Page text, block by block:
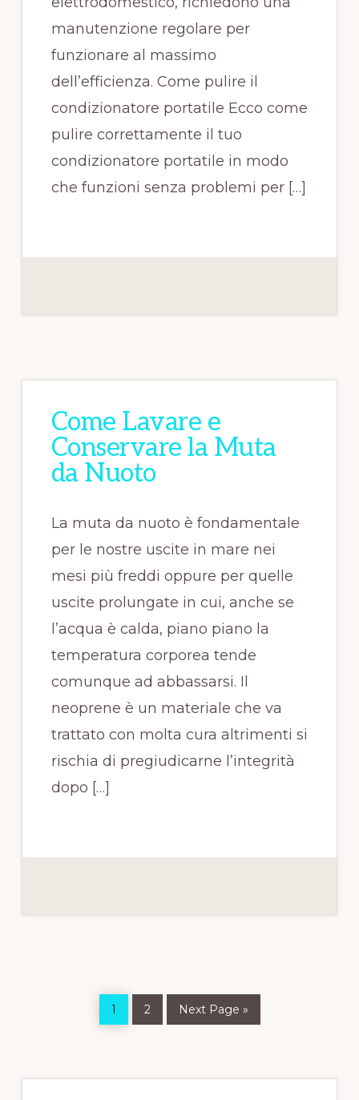
manutenzione regolare per
funzionare al massimo
dell’efficienza. Come pulire il
condizionatore portatile Ecco come
pulire correttamente il tuo
condizionatore portatile in modo
che funzioni senza problemi per […]
Come Lavare e
Conservare la Muta
da Nuoto
La muta da nuoto è fondamentale
per le nostre uscite in mare nei
mesi più freddi oppure per quelle
uscite prolungate in cui, anche se
l’acqua è calda, piano piano la
temperatura corporea tende
comunque ad abbassarsi. Il
neoprene è un materiale che va
trattato con molta cura altrimenti si
rischia di pregiudicarne l’integrità
dopo […]
1 2 to
Next Page »